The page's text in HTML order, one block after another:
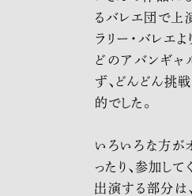
るバレエ団で上
ラリー・バレエ
どのアバンギャ
ず、どんどん挑
的でした。
いろいろな方が
ったり、参加して
出演する部分は